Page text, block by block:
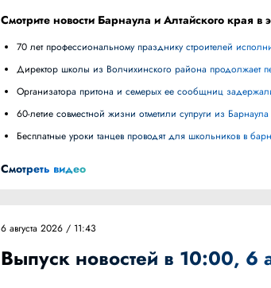
Смотрите новости Барнаула и Алтайского края
70 лет профессиональному празднику строителей
Директор школы из Волчихинского района продолжает
Организатора притона и семерых ее сообщниц
60-летие совместной жизни отметили супруги из Барнаула
Бесплатные уроки танцев проводят для школьников в
Смотреть видео
6 августа 2026 / 11:43
Выпуск новостей в 10:00, 6